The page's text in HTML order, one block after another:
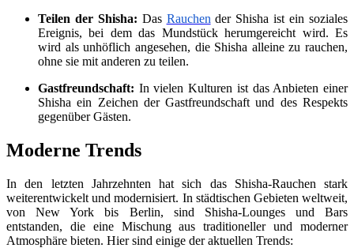
Teilen der Shisha: Das Rauchen der Shisha ist ein soziales
Ereignis, bei dem das Mundstück herumgereicht wird. Es
wird als unhöflich angesehen, die Shisha alleine zu rauchen,
ohne sie mit anderen zu teilen.
Gastfreundschaft: In vielen Kulturen ist das Anbieten einer
Shisha ein Zeichen der Gastfreundschaft und des Respekts
gegenüber Gästen.
Moderne Trends
In den letzten Jahrzehnten hat sich das Shisha-Rauchen stark
weiterentwickelt und modernisiert. In städtischen Gebieten weltweit,
von New York bis Berlin, sind Shisha-Lounges und Bars
entstanden, die eine Mischung aus traditioneller und moderner
Atmosphäre bieten. Hier sind einige der aktuellen Trends: